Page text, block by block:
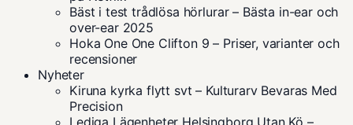
Bäst i test trådlösa hörlurar – Bästa in-ear och
over-ear 2025
Hoka One One Clifton 9 – Priser, varianter och
recensioner
Nyheter
Kiruna kyrka flytt svt – Kulturarv Bevaras Med
Precision
Lediga Lägenheter Helsingborg Utan Kö –